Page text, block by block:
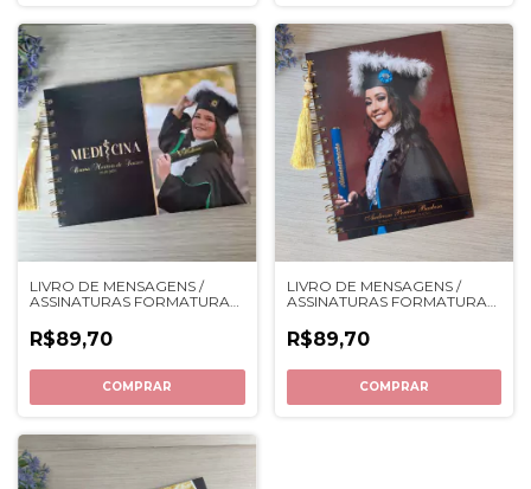
LIVRO DE MENSAGENS /
ASSINATURAS FORMATURA
R$89,70
COMPRAR
LIVRO DE MENSAGENS /
ASSINATURAS FORMATURA
R$89,70
COMPRAR